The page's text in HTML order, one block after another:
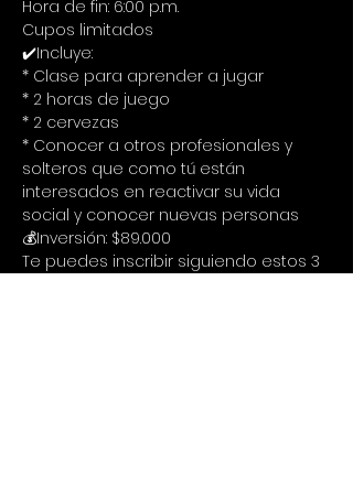
Hora de fin: 6:00 p.m.
Cupos limitados
✔️Incluye:
* Clase para aprender a jugar
* 2 horas de juego
* 2 cervezas
* Conocer a otros profesionales y
solteros que como tú están
interesados en reactivar su vida
social y conocer nuevas personas
💰Inversión: $89.000
Te puedes inscribir siguiendo estos 3